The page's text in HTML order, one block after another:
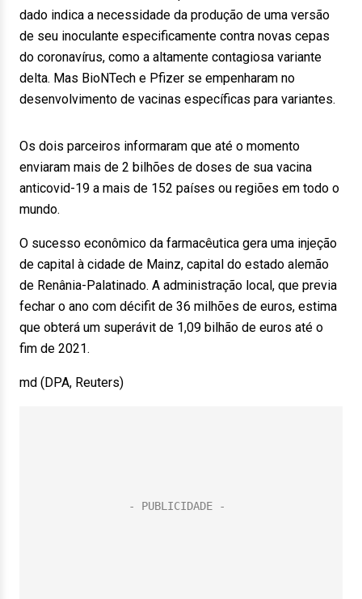
dado indica a necessidade da produção de uma versão
de seu inoculante especificamente contra novas cepas
do coronavírus, como a altamente contagiosa variante
delta. Mas BioNTech e Pfizer se empenharam no
desenvolvimento de vacinas específicas para variantes.
Os dois parceiros informaram que até o momento
enviaram mais de 2 bilhões de doses de sua vacina
anticovid-19 a mais de 152 países ou regiões em todo o
mundo.
O sucesso econômico da farmacêutica gera uma injeção
de capital à cidade de Mainz, capital do estado alemão
de Renânia-Palatinado. A administração local, que previa
fechar o ano com décifit de 36 milhões de euros, estima
que obterá um superávit de 1,09 bilhão de euros até o
fim de 2021.
md (DPA, Reuters)